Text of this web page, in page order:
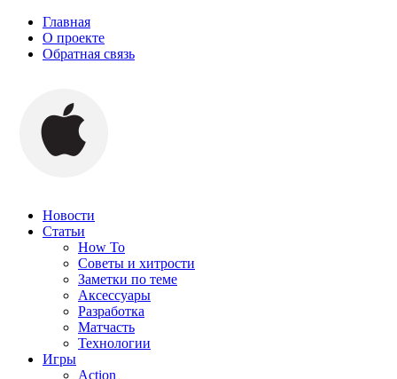
Главная
О проекте
Обратная связь
Новости
Статьи
How To
Советы и хитрости
Заметки по теме
Аксессуары
Разработка
Матчасть
Технологии
Игры
Action